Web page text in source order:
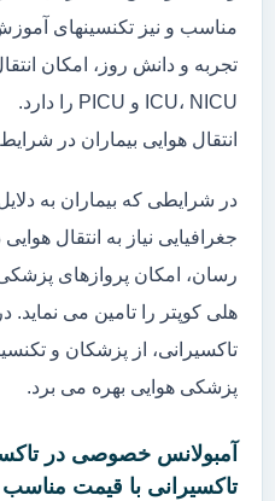
مناسب و نیز تکنسینهای
ICU، NICU و PICU را دارد.
انتقال هوایی بیماران در
در شرایطی که بیماران به
جغرافیایی نیاز به انتقال
رسان، امکان پروازهای
هلی کوپتر را تامین می نماید.
تاکسیرانی، از پزشکان و
پزشکی هوایی بهره می برد.
آمبولانس خصوصی در
تاکسیرانی با قیمت مناسب